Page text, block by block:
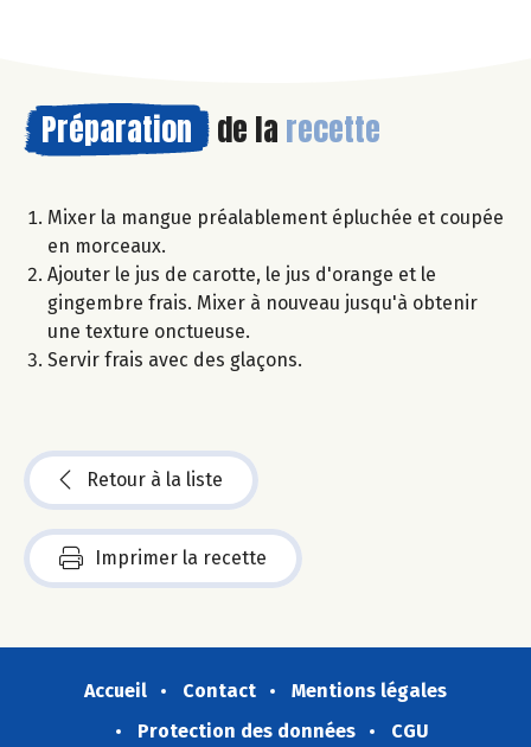
Préparation de la recette
Mixer la mangue préalablement épluchée et coupée
en morceaux.
Ajouter le jus de carotte, le jus d'orange et le
gingembre frais. Mixer à nouveau jusqu'à obtenir
une texture onctueuse.
Servir frais avec des glaçons.
Retour à la liste
Imprimer la recette
Accueil Contact
Mentions légales
Protection des données
CGU